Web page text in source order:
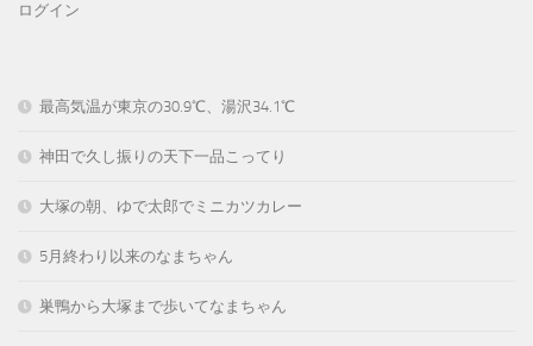
ログイン
最高気温が東京の30.9℃、湯沢34.1℃
神田で久し振りの天下一品こってり
大塚の朝、ゆで太郎でミニカツカレー
5月終わり以来のなまちゃん
巣鴨から大塚まで歩いてなまちゃん